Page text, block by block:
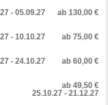
ab 130,00 €
- 05.09.27
ab 75,00 €
- 10.10.27
ab 60,00 €
- 24.10.27
ab 49,50 €
25.10.27 - 21.12.27